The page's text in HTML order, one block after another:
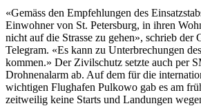
«Gemäss den Empfehlungen des
Einwohner von St. Petersburg, in ihren
nicht auf die Strasse zu gehen», schrieb der
Telegram. «Es kann zu Unterbrechungen
kommen.» Der Zivilschutz setzte auch per
Drohnenalarm ab. Auf dem für die
wichtigen Flughafen Pulkowo gab es am
zeitweilig keine Starts und Landungen